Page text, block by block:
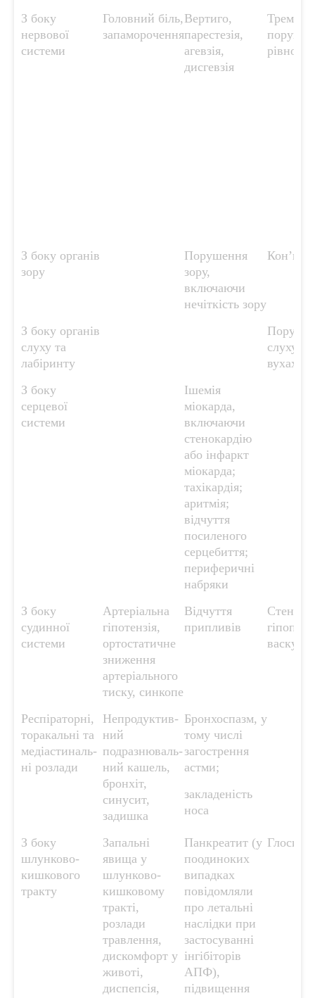
З боку
нервової
системи
Головний біль,
запаморочення
Вертиго,
парестезія,
агевзія,
дисгевзія
Тремор,
З боку органів
зору
Порушення
зору,
включаючи
нечіткість зору
З боку органів
слуху та
лабіринту
слуху,
вухах
З боку
серцевої
системи
Ішемія
міокарда,
включаючи
стенокардію
або інфаркт
міокарда;
тахікардія;
аритмія;
відчуття
посиленого
серцебиття;
периферичні
набряки
З боку
судинної
системи
Артеріальна
гіпотензія,
ортостатичне
зниження
артеріального
тиску, синкопе
Відчуття
припливів
Стеноз
васкуліт
Респіраторні,
торакальні та
медіастиналь-
ні розлади
Непродуктив-
ний
подразнюваль-
ний кашель,
бронхіт,
синусит,
задишка
Бронхоспазм, у
тому числі
загострення
астми;
закладеність
носа
З боку
шлунково-
кишкового
тракту
Запальні
явища у
шлунково-
кишковому
тракті,
розлади
травлення,
дискомфорт у
животі,
диспепсія,
Панкреатит (у
поодиноких
випадках
повідомляли
про летальні
наслідки при
застосуванні
інгібіторів
АПФ),
підвищення
Глосит